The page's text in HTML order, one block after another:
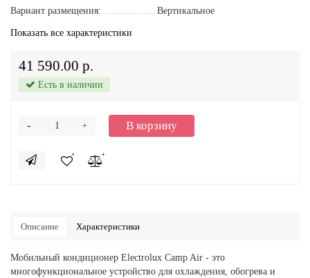
Вариант размещения:
Вертикальное
Показать все характеристики
41 590.00 р.
Есть в наличии
+
- В корзину
Описание Характеристики
Мобильный кондиционер Electrolux Camp Air - это
многофункциональное устройство для охлаждения, обогрева и